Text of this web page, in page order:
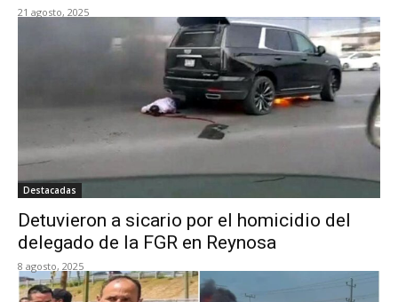
21 agosto, 2025
Destacadas
Detuvieron a sicario por el homicidio del
delegado de la FGR en Reynosa
8 agosto, 2025